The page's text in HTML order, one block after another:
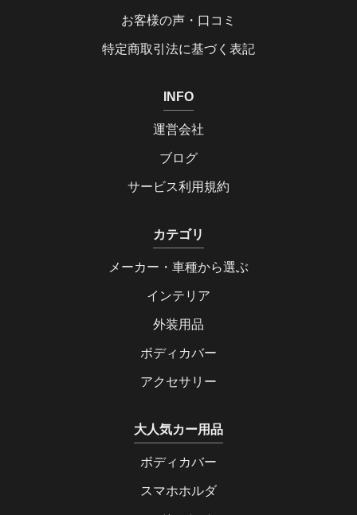
お客様の声・口コミ
特定商取引法に基づく表記
INFO
運営会社
ブログ
サービス利用規約
カテゴリ
メーカー・車種から選ぶ
インテリア
外装用品
ボディカバー
アクセサリー
大人気カー用品
ボディカバー
スマホホルダ